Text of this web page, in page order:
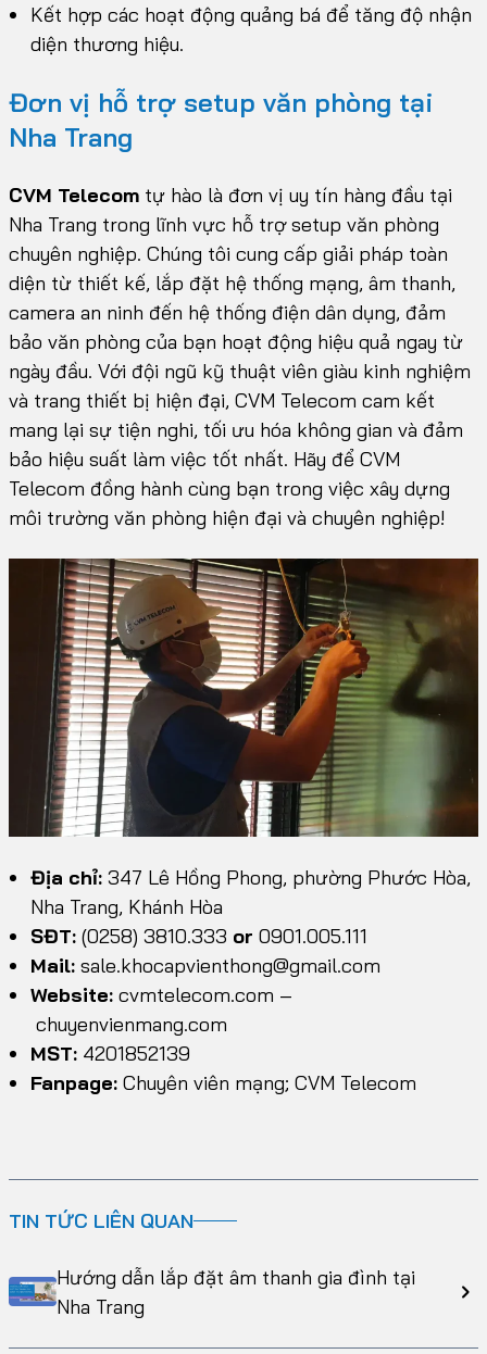
Kết hợp các hoạt động quảng bá để tăng độ nhận
diện thương hiệu.
Đơn vị hỗ trợ setup văn phòng tại
Nha Trang
CVM Telecom tự hào là đơn vị uy tín hàng đầu tại
Nha Trang trong lĩnh vực hỗ trợ setup văn phòng
chuyên nghiệp. Chúng tôi cung cấp giải pháp toàn
diện từ thiết kế, lắp đặt hệ thống mạng, âm thanh,
camera an ninh đến hệ thống điện dân dụng, đảm
bảo văn phòng của bạn hoạt động hiệu quả ngay từ
ngày đầu. Với đội ngũ kỹ thuật viên giàu kinh nghiệm
và trang thiết bị hiện đại, CVM Telecom cam kết
mang lại sự tiện nghi, tối ưu hóa không gian và đảm
bảo hiệu suất làm việc tốt nhất. Hãy để CVM
Telecom đồng hành cùng bạn trong việc xây dựng
môi trường văn phòng hiện đại và chuyên nghiệp!
Địa chỉ: 347 Lê Hồng Phong, phường Phước Hòa,
Nha Trang, Khánh Hòa
SĐT: (0258) 3810.333 or 0901.005.111
Mail: sale.khocapvienthong@gmail.com
Website: cvmtelecom.com –
chuyenvienmang.com
MST: 4201852139
Fanpage: Chuyên viên mạng; CVM Telecom
TIN TỨC LIÊN QUAN
Hướng dẫn lắp đặt âm thanh gia đình tại
Nha Trang